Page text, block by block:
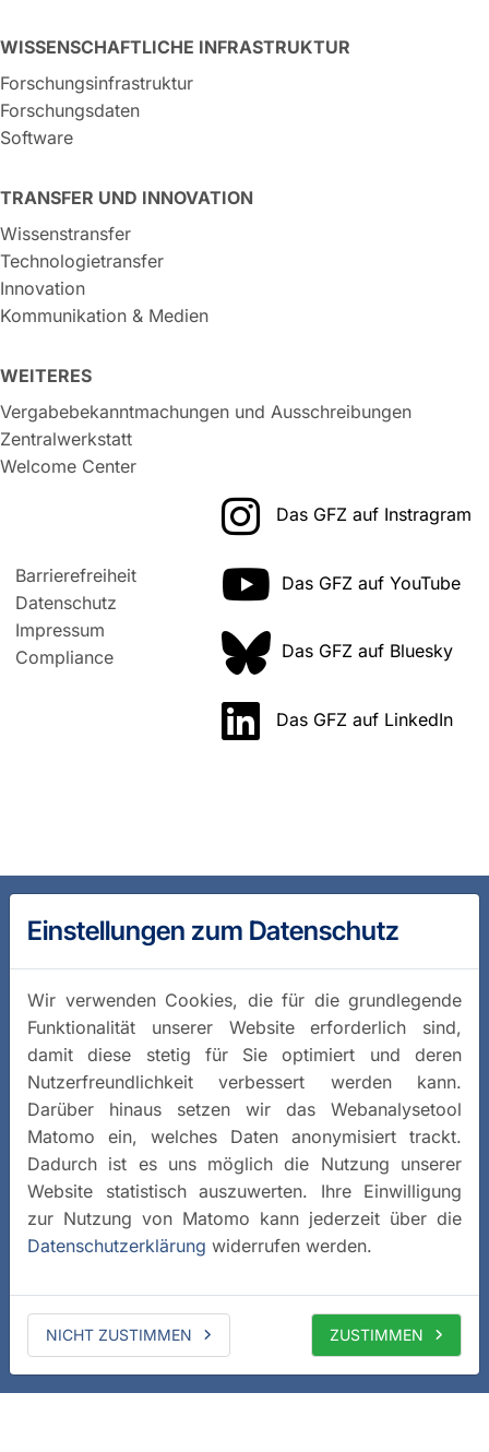
WISSENSCHAFTLICHE INFRASTRUKTUR
Forschungsinfrastruktur
Forschungsdaten
Software
TRANSFER UND INNOVATION
Wissenstransfer
Technologietransfer
Innovation
Kommunikation & Medien
WEITERES
Vergabebekanntmachungen und Ausschreibungen
Zentralwerkstatt
Welcome Center
Barrierefreiheit
Datenschutz
Impressum
Compliance
Das GFZ auf Instragram
Das GFZ auf YouTube
Das GFZ auf Bluesky
Das GFZ auf LinkedIn
Einstellungen zum Datenschutz
Wir verwenden Cookies, die für die grundlegende
Funktionalität unserer Website erforderlich sind,
damit diese stetig für Sie optimiert und deren
Nutzerfreundlichkeit verbessert werden kann.
Darüber hinaus setzen wir das Webanalysetool
Matomo ein, welches Daten anonymisiert trackt.
Dadurch ist es uns möglich die Nutzung unserer
Website statistisch auszuwerten. Ihre Einwilligung
zur Nutzung von Matomo kann jederzeit über die
Datenschutzerklärung widerrufen werden.
NICHT ZUSTIMMEN ZUSTIMMEN